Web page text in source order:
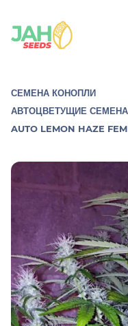
СЕМЕНА КОНОПЛИ
АВТОЦВЕТУЩИЕ
AUTO LEMON HAZE